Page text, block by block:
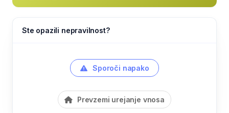
Ste opazili nepravilnost?
Sporoči napako
Prevzemi urejanje vnosa